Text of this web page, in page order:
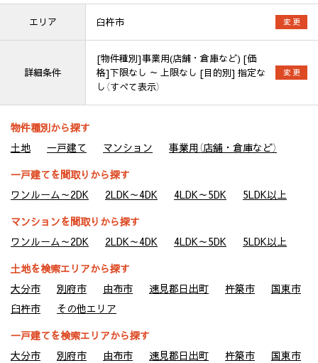
エリア 臼杵市 変 更
詳細条件
[物件種別]事業用(店舗・倉庫など) [価
格]下限なし ～ 上限なし [目的別] 指定な
し（すべて表示）
変 更
物件種別から探す
土地
一戸建て マンション
事業用（店舗・倉庫など）
一戸建てを間取りから探す
ワンルーム～2DK
2LDK～4DK 4LDK～5DK
5LDK以上
マンションを間取りから探す
ワンルーム～2DK
2LDK～4DK 4LDK～5DK
5LDK以上
土地を検索エリアから探す
大分市
別府市 由布市 速見郡日出町 杵築市
国東市
臼杵市
その他エリア
一戸建てを検索エリアから探す
大分市
別府市 由布市 速見郡日出町 杵築市
国東市